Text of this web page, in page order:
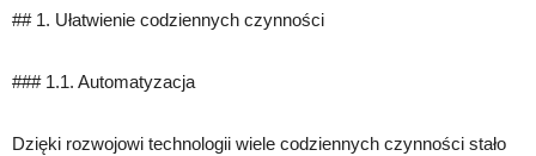
## 1. Ułatwienie codziennych czynności
### 1.1. Automatyzacja
Dzięki rozwojowi technologii wiele codziennych czynności stało